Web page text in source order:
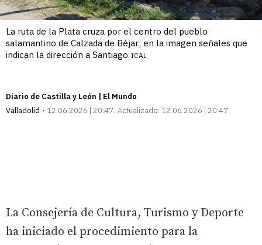
La ruta de la Plata cruza por el centro del pueblo
salamantino de Calzada de Béjar; en la imagen señales que
indican la dirección a Santiago ICAL
Diario de Castilla y León | El Mundo
Valladolid
12.06.2026 | 20:47 Actualizado: 12.06.2026 | 20:47
La Consejería de Cultura, Turismo y Deporte
ha iniciado el procedimiento para la